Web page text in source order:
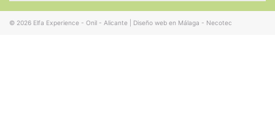
© 2026 Elfa Experience - Onil - Alicante Diseño web en Málaga - Necotec